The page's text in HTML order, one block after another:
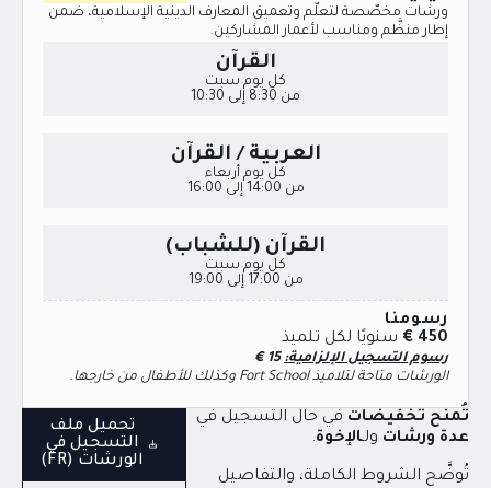
ورشات مخصّصة لتعلّم وتعميق المعارف الدينية الإسلامية، ضمن
إطار منظَّم ومناسب لأعمار المشاركين.
القرآن
كل يوم سبت
من 8:30 إلى 10:30
العربية / القرآن
كل يوم أربعاء
من 14:00 إلى 16:00
القرآن (للشباب)
كل يوم سبت
من 17:00 إلى 19:00
رسومنا
450 €
سنويًا لكل تلميذ
رسوم التسجيل الإلزامية: 15
€
الورشات متاحة لتلاميذ Fort School وكذلك للأطفال من خارجها.
تُمنح تخفيضات في حال التسجيل في
عدة ورشات ولـالإخوة.
تُوضَّح الشروط الكاملة، والتفاصيل
تحميل ملف
التسجيل في
الورشات (FR)